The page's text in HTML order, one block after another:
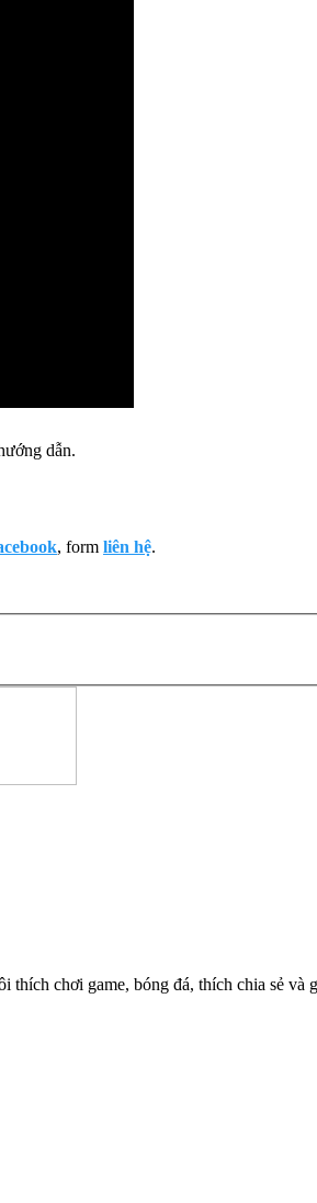
dẫn.
, form liên hệ.
chơi game, bóng đá, thích chia sẻ